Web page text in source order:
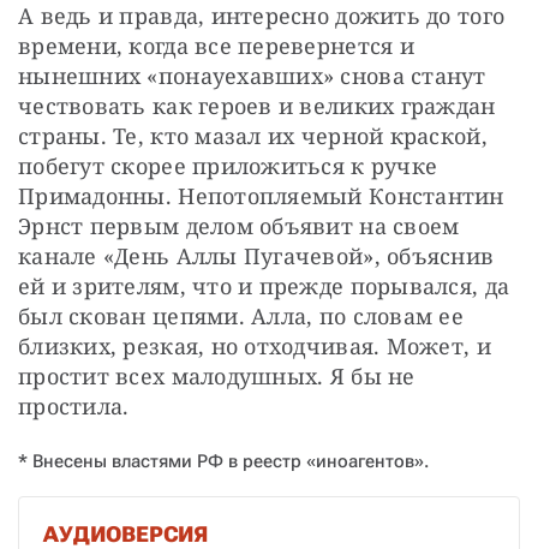
А ведь и правда, интересно дожить до того
времени, когда все перевернется и
нынешних «понауехавших» снова станут
чествовать как героев и великих граждан
страны. Те, кто мазал их черной краской,
побегут скорее приложиться к ручке
Примадонны. Непотопляемый Константин
Эрнст первым делом объявит на своем
канале «День Аллы Пугачевой», объяснив
ей и зрителям, что и прежде порывался, да
был скован цепями. Алла, по словам ее
близких, резкая, но отходчивая. Может, и
простит всех малодушных. Я бы не
простила.
* Внесены властями РФ в реестр «иноагентов».
АУДИОВЕРСИЯ